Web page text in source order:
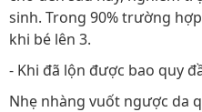
sinh. Trong 90% trường
khi bé lên 3.
- Khi đã lộn được bao quy
Nhẹ nhàng vuốt ngược da